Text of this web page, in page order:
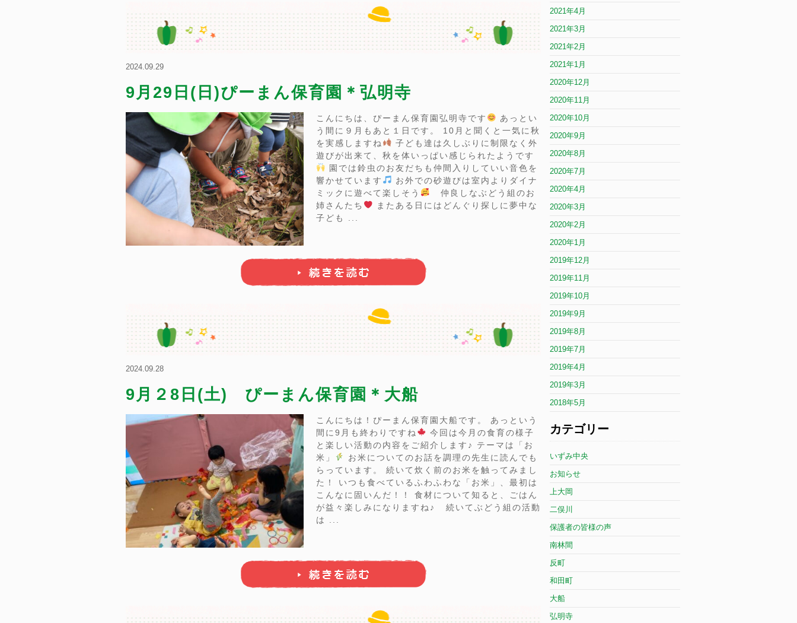
2024.09.29
9月29日(日)ぴーまん保育園＊弘明寺
こんにちは、ぴーまん保育園弘明寺です
あっとい
う間に９月もあと１日です。 10月と聞くと一気に秋
を実感しますね
子ども達は久しぶりに制限なく外
遊びが出来て、秋を体いっぱい感じられたようです
園では鈴虫のお友だちも仲間入りしていい音色を
響かせています
お外での砂遊びは室内よりダイナ
ミックに遊べて楽しそう
仲良しなぶどう組のお
姉さんたち
またある日にはどんぐり探しに夢中な
子ども ...
2024.09.28
9月２8日(土) ぴーまん保育園＊大船
こんにちは！ぴーまん保育園大船です。 あっという
間に9月も終わりですね
今回は今月の食育の様子
と楽しい活動の内容をご紹介します♪ テーマは「お
米」
お米についてのお話を調理の先生に読んでも
らっています。 続いて炊く前のお米を触ってみまし
た！ いつも食べているふわふわな「お米」、最初は
こんなに固いんだ！！ 食材について知ると、ごはん
が益々楽しみになりますね♪ 続いてぶどう組の活動
は ...
2021年4月
2021年3月
2021年2月
2021年1月
2020年12月
2020年11月
2020年10月
2020年9月
2020年8月
2020年7月
2020年4月
2020年3月
2020年2月
2020年1月
2019年12月
2019年11月
2019年10月
2019年9月
2019年8月
2019年7月
2019年4月
2019年3月
2018年5月
カテゴリー
いずみ中央
お知らせ
上大岡
二俣川
保護者の皆様の声
南林間
反町
和田町
大船
弘明寺